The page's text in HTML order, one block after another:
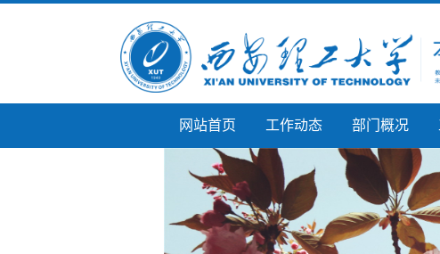
网站首页 工作动态 部门概况